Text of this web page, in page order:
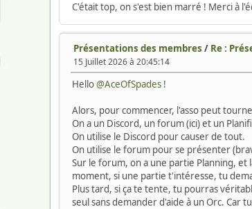
C'était top, on s'est bien marré ! Merci à
Présentations des membres / Re :
15 Juillet 2026 à 20:45:14
Hello@AceOfSpades !
Alors, pour commencer, l'asso peut
On a un Discord, un forum (ici) et un
On utilise le Discord pour causer de tout.
On utilise le forum pour se présenter
Sur le forum, on a une partie Planning, et
moment, si une partie t'intéresse, tu
Plus tard, si ça te tente, tu pourras
seul sans demander d'aide à un Orc. Car